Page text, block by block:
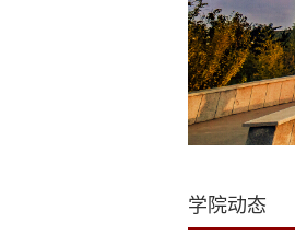
学院动态